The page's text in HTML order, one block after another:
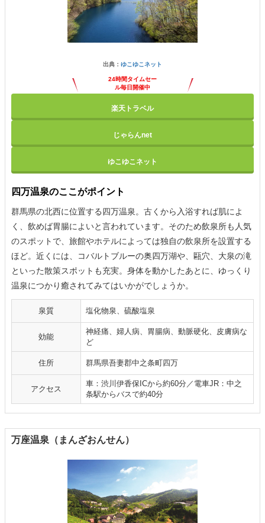
出典： ゆこゆこネット
24時間タイムセー
ル毎日開催中
楽天トラベル
じゃらんnet
ゆこゆこネット
四万温泉のここがポイント
群馬県の北西に位置する四万温泉。古くから入浴すれば肌によ
く、飲めば胃腸によいと言われています。そのため飲泉所も人気
のスポットで、旅館やホテルによっては独自の飲泉所を設置する
ほど。近くには、コバルトブルーの奥四万湖や、甌穴、大泉の滝
といった散策スポットも充実。身体を動かしたあとに、ゆっくり
温泉につかり癒されてみてはいかがでしょうか。
泉質 塩化物泉、硫酸塩泉
効能
神経痛、婦人病、胃腸病、動脈硬化、皮膚病な
ど
住所 群馬県吾妻郡中之条町四万
アクセス
車：渋川伊香保ICから約60分／電車JR：中之
条駅からバスで約40分
万座温泉（まんざおんせん）